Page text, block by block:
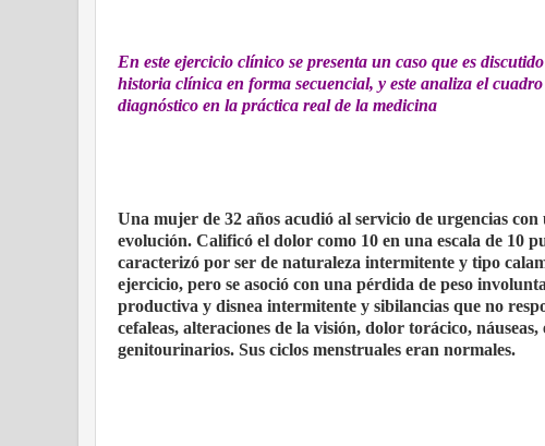
En este ejercicio clínico se presenta un caso que es
historia clínica en forma secuencial, y este analiza el
diagnóstico en la práctica real de la medicina
Una mujer de 32 años acudió al servicio de urgencias
evolución. Calificó el dolor como 10 en una escala de 10
caracterizó por ser de naturaleza intermitente y tipo
ejercicio, pero se asoció con una pérdida de peso
productiva y disnea intermitente y sibilancias que no
cefaleas, alteraciones de la visión, dolor torácico,
genitourinarios. Sus ciclos menstruales eran normales.